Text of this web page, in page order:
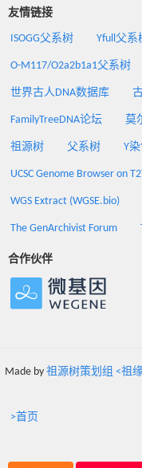
友情链接
ISOGG父系树 Yfull父系
O-M117/O2a2b1a1父系树
世界古人DNA数据库
FamilyTreeDNA论坛 莫
祖源树 父系树 Y
UCSC Genome Browser on
WGS Extract (WGSE.bio)
The GenArchivist Forum
合作伙伴
Made by 祖源树策划组 <祖
>首页